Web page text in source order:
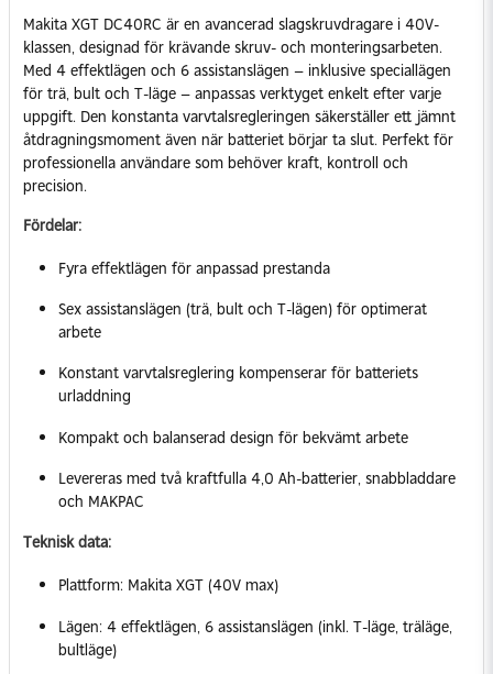
Makita XGT DC40RC är en avancerad slagskruvdragare i 40V-
klassen, designad för krävande skruv- och monteringsarbeten.
Med 4 effektlägen och 6 assistanslägen – inklusive speciallägen
för trä, bult och T-läge – anpassas verktyget enkelt efter varje
uppgift. Den konstanta varvtalsregleringen säkerställer ett jämnt
åtdragningsmoment även när batteriet börjar ta slut. Perfekt för
professionella användare som behöver kraft, kontroll och
precision.
Fördelar:
Fyra effektlägen för anpassad prestanda
Sex assistanslägen (trä, bult och T-lägen) för optimerat
arbete
Konstant varvtalsreglering kompenserar för batteriets
urladdning
Kompakt och balanserad design för bekvämt arbete
Levereras med två kraftfulla 4,0 Ah-batterier, snabbladdare
och MAKPAC
Teknisk data:
Plattform: Makita XGT (40V max)
Lägen: 4 effektlägen, 6 assistanslägen (inkl. T-läge, träläge,
bultläge)